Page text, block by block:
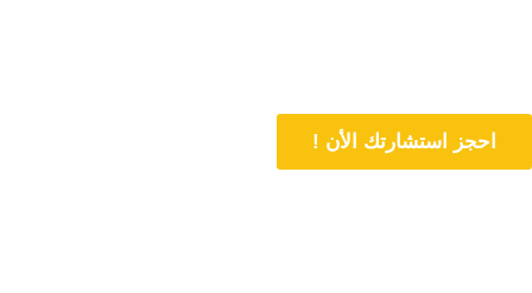
احجز استشارتك الأن !